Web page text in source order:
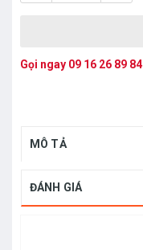
Gọi ngay 09 16 26 89 84
MÔ TẢ
ĐÁNH GIÁ